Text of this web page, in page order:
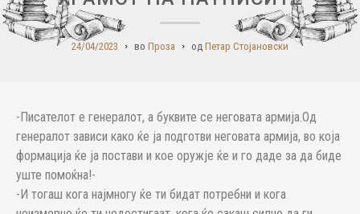
24/04/2023 во Проза од Петар Стојановски
-Писателот е генералот, а буквите се неговата армија.Од
генералот зависи како ќе ја подготви неговата армија, во која
формација ќе ја постави и кое оружје ќе и го даде за да биде
уште помоќна!-
-И тогаш кога најмногу ќе ти бидат потребни и кога